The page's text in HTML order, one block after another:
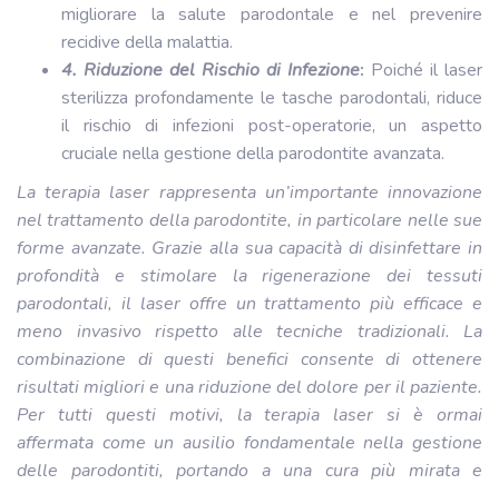
migliorare la salute parodontale e nel prevenire
recidive della malattia.
4. Riduzione del Rischio di Infezione: Poiché il laser
sterilizza profondamente le tasche parodontali, riduce
il rischio di infezioni post-operatorie, un aspetto
cruciale nella gestione della parodontite avanzata.
La terapia laser rappresenta un’importante innovazione
nel trattamento della parodontite, in particolare nelle sue
forme avanzate. Grazie alla sua capacità di disinfettare in
profondità e stimolare la rigenerazione dei tessuti
parodontali, il laser offre un trattamento più efficace e
meno invasivo rispetto alle tecniche tradizionali. La
combinazione di questi benefici consente di ottenere
risultati migliori e una riduzione del dolore per il paziente.
Per tutti questi motivi, la terapia laser si è ormai
affermata come un ausilio fondamentale nella gestione
delle parodontiti, portando a una cura più mirata e